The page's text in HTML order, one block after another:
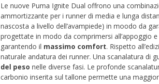
Le nuove Puma Ignite Dual offrono una
ammortizzante per i runner di media e lunga
nascosta a livello dell’avampiede) in moodo da
progettate in modo da comprimersi all’appoggio
garantendo il massimo comfort. Rispetto
naturale andatura dei runner. Una scanalatura di
del peso nelle diverse fasi. Le profonde
carbonio inserita sul tallone permette una